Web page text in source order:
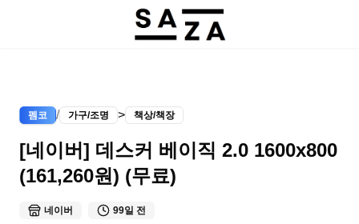
펨코 / 가구/조명 > 책상/책장
[네이버] 데스커 베이직 2.0 1600x800
(161,260원) (무료)
네이버 99일 전